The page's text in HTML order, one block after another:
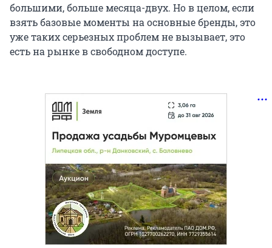
большими, больше месяца-двух. Но в целом, если
взять базовые моменты на основные бренды, это
уже таких серьезных проблем не вызывает, это
есть на рынке в свободном доступе.